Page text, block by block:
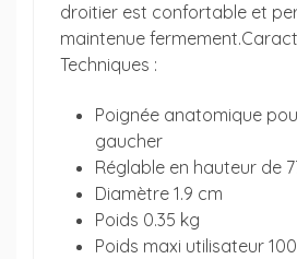
droitier est confortable et
maintenue
Techniques :
Poignée anatomique
gaucher
Réglable en hauteur de
Diamètre 1.9 cm
Poids 0.35 kg
Poids maxi utilisateur